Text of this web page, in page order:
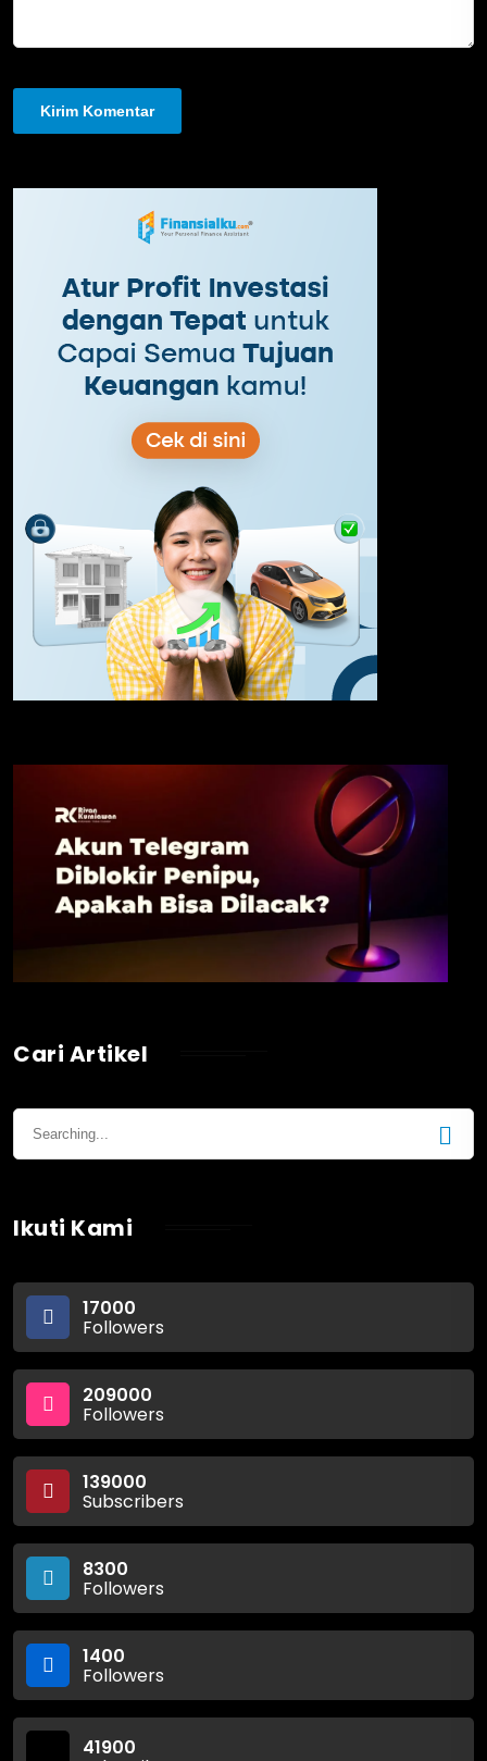
Cari Artikel
Ikuti Kami
17000
Followers
209000
Followers
139000
Subscribers
8300
Followers
1400
Followers
41900